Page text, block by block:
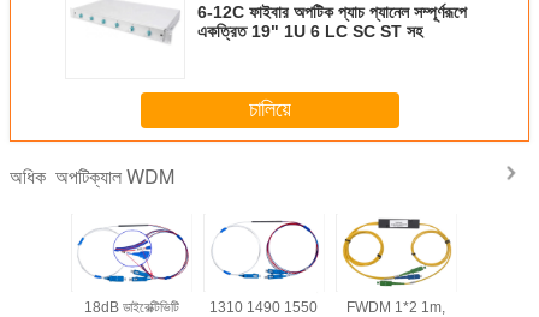
6-12C ফাইবার অপটিক প্যাচ প্যানেল সম্পূর্ণরূপে
একত্রিত 19" 1U 6 LC SC ST সহ
চালিয়ে
অধিক অপটিক্যাল WDM
18dB ডাইরেক্টিভিটি
1310 1490 1550
FWDM 1*2 1m,